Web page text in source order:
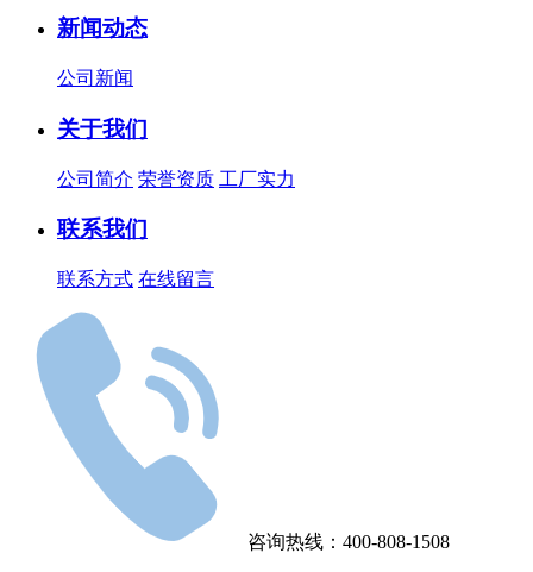
新闻动态
公司新闻
关于我们
公司简介 荣誉资质 工厂实力
联系我们
联系方式 在线留言
咨询热线：400-808-1508